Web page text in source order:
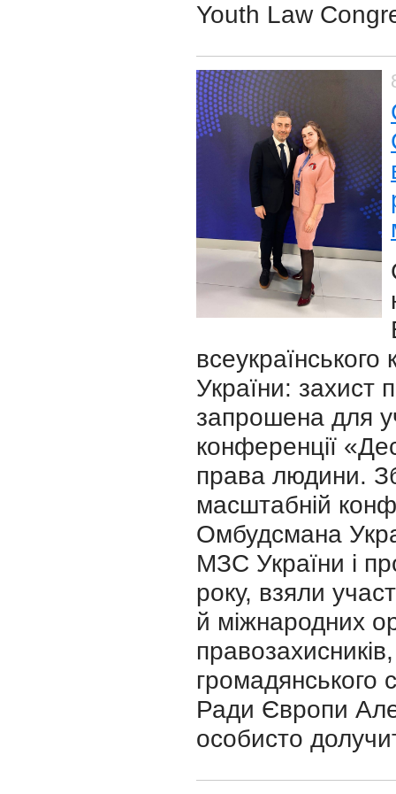
Youth Law
України: захист
запрошена для
конференції
права людини.
масштабній
Омбудсмана
МЗС України і
року, взяли
й міжнародних
громадянського
Ради Європи
особисто